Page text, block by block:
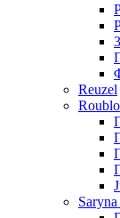
Reuzel